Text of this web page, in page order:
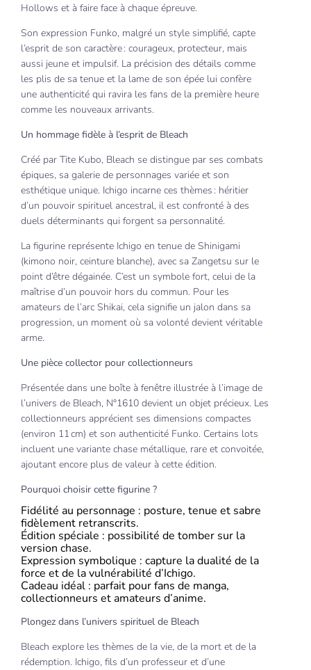
Hollows et à faire face à chaque épreuve.
Son expression Funko, malgré un style simplifié, capte
l’esprit de son caractère : courageux, protecteur, mais
aussi jeune et impulsif. La précision des détails comme
les plis de sa tenue et la lame de son épée lui confère
une authenticité qui ravira les fans de la première heure
comme les nouveaux arrivants.
Un hommage fidèle à l’esprit de Bleach
Créé par Tite Kubo, Bleach se distingue par ses combats
épiques, sa galerie de personnages variée et son
esthétique unique. Ichigo incarne ces thèmes : héritier
d’un pouvoir spirituel ancestral, il est confronté à des
duels déterminants qui forgent sa personnalité.
La figurine représente Ichigo en tenue de Shinigami
(kimono noir, ceinture blanche), avec sa Zangetsu sur le
point d’être dégainée. C’est un symbole fort, celui de la
maîtrise d’un pouvoir hors du commun. Pour les
amateurs de l’arc Shikai, cela signifie un jalon dans sa
progression, un moment où sa volonté devient véritable
arme.
Une pièce collector pour collectionneurs
Présentée dans une boîte à fenêtre illustrée à l’image de
l’univers de Bleach, N°1610 devient un objet précieux. Les
collectionneurs apprécient ses dimensions compactes
(environ 11 cm) et son authenticité Funko. Certains lots
incluent une variante chase métallique, rare et convoitée,
ajoutant encore plus de valeur à cette édition.
Pourquoi choisir cette figurine ?
Fidélité au personnage : posture, tenue et sabre
fidèlement retranscrits.
Édition spéciale : possibilité de tomber sur la
version chase.
Expression symbolique : capture la dualité de la
force et de la vulnérabilité d’Ichigo.
Cadeau idéal : parfait pour fans de manga,
collectionneurs et amateurs d’anime.
Plongez dans l’univers spirituel de Bleach
Bleach explore les thèmes de la vie, de la mort et de la
rédemption. Ichigo, fils d’un professeur et d’une